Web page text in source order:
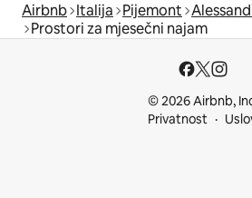
Airbnb Italija Pijemont
Prostori za mjesečni najam
© 2026 Airbnb,
Privatnost